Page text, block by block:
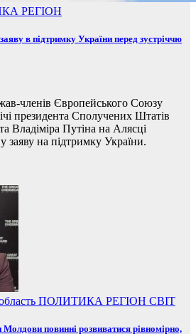
РЕГІОН
в підтримку України перед зустріччю
членів Європейського Союзу
президента Сполучених Штатів
Владіміра Путіна на Алясці
заяву на підтримку України.
ПОЛИТИКА РЕГІОН СВІТ
повинні розвиватися рівномірно,